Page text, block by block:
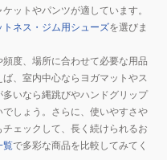
ットやパンツが適しています。
トネス・ジム用シューズを選びま
度、場所に合わせて必要な用品
、室内中心ならヨガマットやス
いなら縄跳びやハンドグリップ
しょう。さらに、使いやすさや
ェックして、長く続けられるお
覧で多彩な商品を比較してみてく